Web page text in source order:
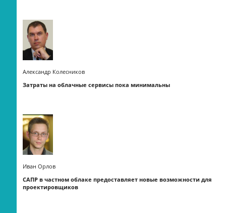
Александр Колесников
Затраты на облачные сервисы пока минимальны
Иван Орлов
САПР в частном облаке предоставляет новые возможности для
проектировщиков